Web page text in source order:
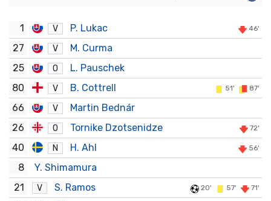
1 V P. Lukac 46'
27 V
M. Curma
25
O
L. Pauschek
80
V B. Cottrell 51' 87'
66 V
Martin Bednár
26
O Tornike Dzotsenidze 72'
40 N H. Ahl 56'
8
Y. Shimamura
21
V S. Ramos 20' 57' 71'